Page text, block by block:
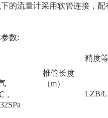
的流量计采用软管连接，
数:
椎管长度
（m）
精度
LZB/